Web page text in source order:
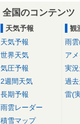
全国のコンテンツ
天気予報
天気予報
世界天気
気圧予報
2週間天気
長期予報
雨雲レーダー
積雪マップ
観
雨
ア
実
過
雷(